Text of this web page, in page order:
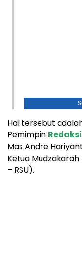
Hal tersebut
Pemimpin
Mas Andre
Ketua Mudzakarah
– RSU).